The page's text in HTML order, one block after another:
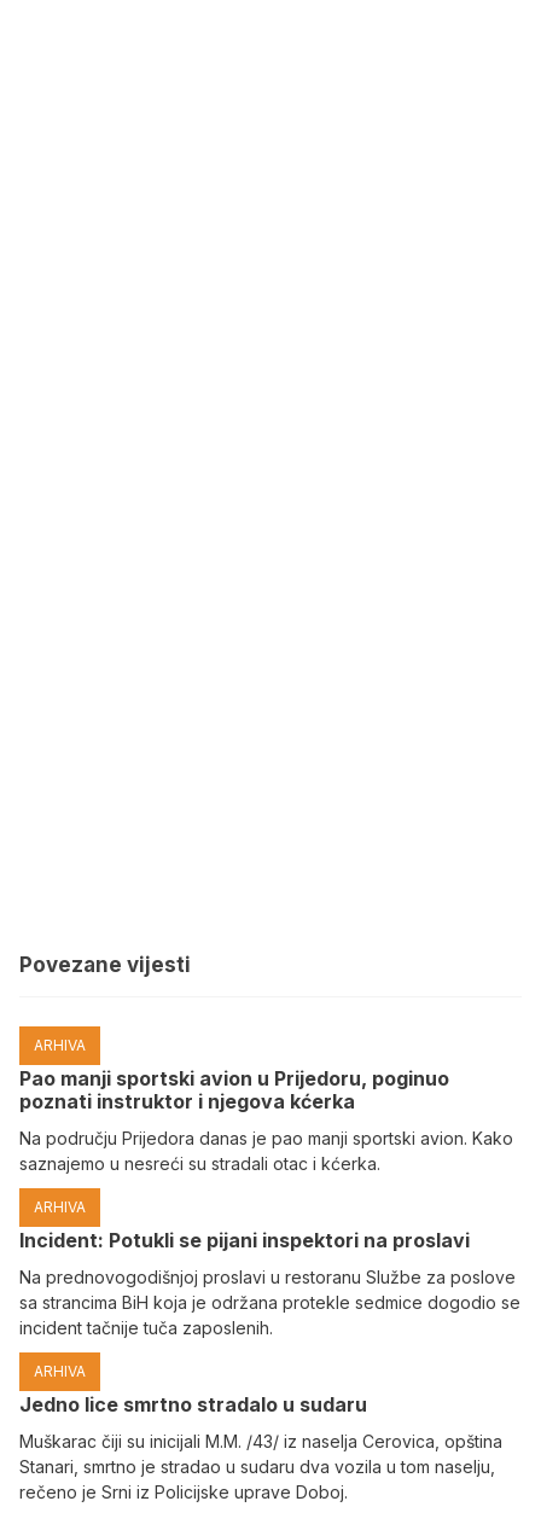
Povezane vijesti
ARHIVA
Pao manji sportski avion u Prijedoru, poginuo
poznati instruktor i njegova kćerka
Na području Prijedora danas je pao manji sportski avion. Kako
saznajemo u nesreći su stradali otac i kćerka.
ARHIVA
Incident: Potukli se pijani inspektori na proslavi
Na prednovogodišnjoj proslavi u restoranu Službe za poslove
sa strancima BiH koja je održana protekle sedmice dogodio se
incident tačnije tuča zaposlenih.
ARHIVA
Јedno lice smrtno stradalo u sudaru
Muškarac čiji su inicijali M.M. /43/ iz naselja Cerovica, opština
Stanari, smrtno je stradao u sudaru dva vozila u tom naselju,
rečeno je Srni iz Policijske uprave Doboj.